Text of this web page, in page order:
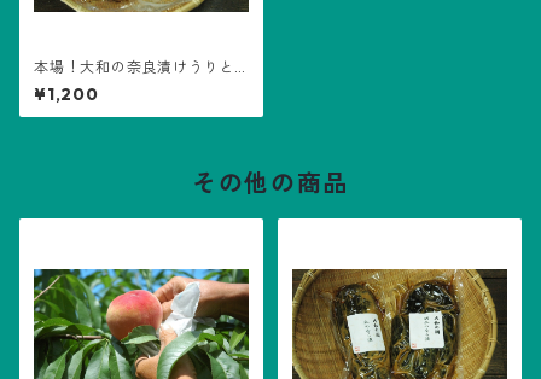
本場！大和の奈良漬けうりと
きゅうりの２本セット
¥1,200
その他の商品